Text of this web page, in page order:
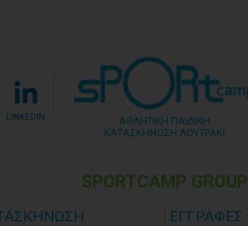
ΑΘΛΗΤΙΚΗ ΠΑΙΔΙΚΗ
ΚΑΤΑΣΚΗΝΩΣΗ ΛΟΥΤΡΑΚΙ
LINKEDIN
SPORTCAMP GROUP
ΕΓΓΡΑΦΕΣ